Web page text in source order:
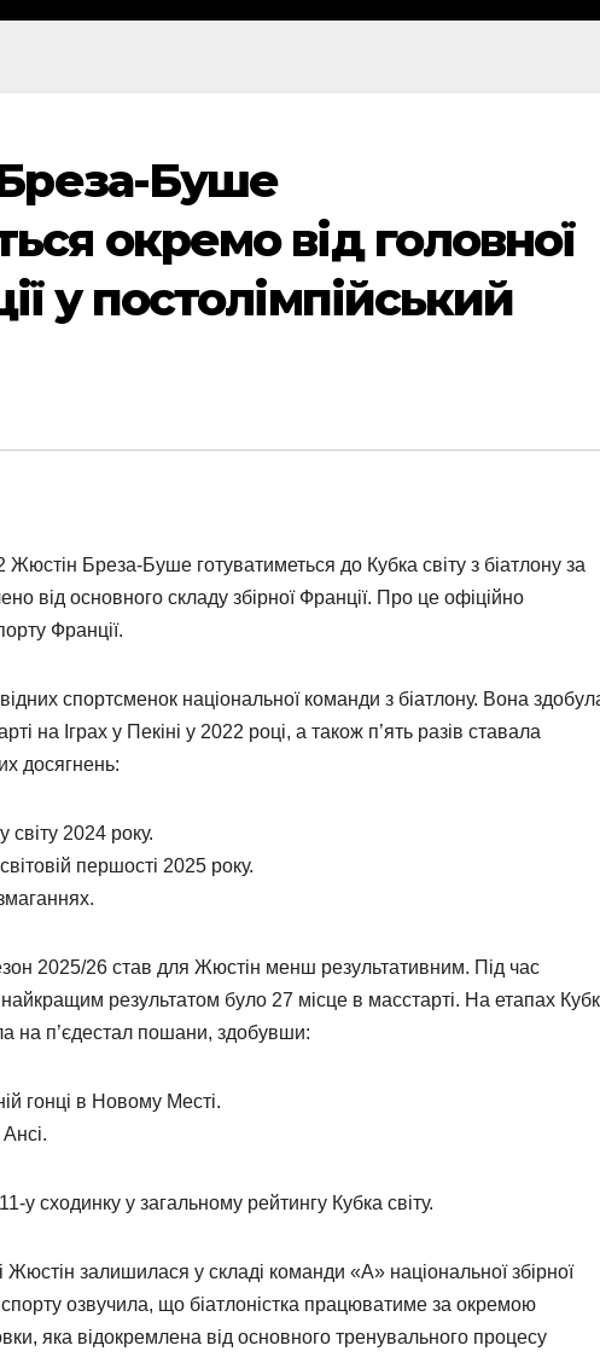
Бреза-Буше
окремо від головної
у постолімпійський
Жюстін Бреза-Буше готуватиметься до Кубка світу з біатлону за
від основного складу збірної Франції. Про це офіційно
Франції.
спортсменок національної команди з біатлону. Вона
на Іграх у Пекіні у 2022 році, а також п’ять разів ставала
досягнень:
світу 2024 року.
першості 2025 року.
2025/26 став для Жюстін менш результативним. Під час
найкращим результатом було 27 місце в масстарті. На етапах
на п’єдестал пошани, здобувши:
гонці в Новому Месті.
у сходинку у загальному рейтингу Кубка світу.
Жюстін залишилася у складі команди «А» національної збірної
озвучила, що біатлоністка працюватиме за окремою
яка відокремлена від основного тренувального процесу